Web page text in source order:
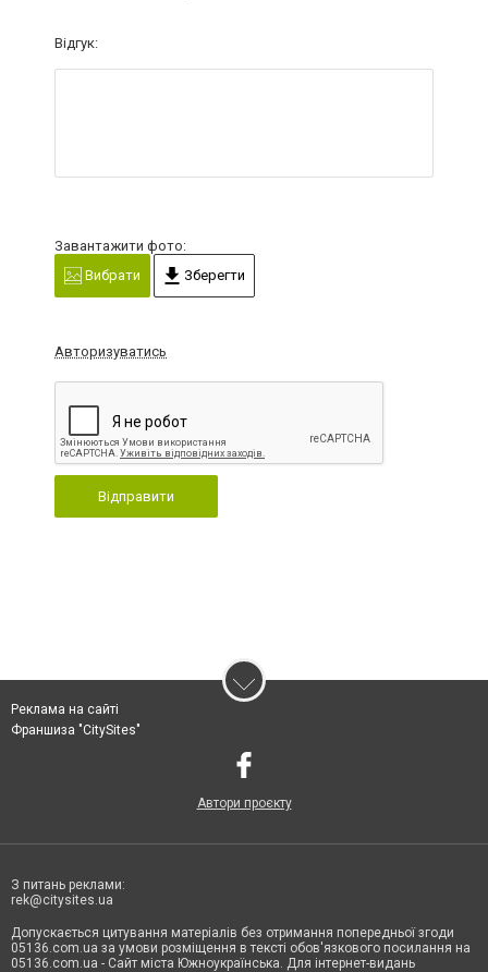
Відгук:
Завантажити фото:
Вибрати
Зберегти
Авторизуватись
Відправити
Реклама на сайті
Франшиза "CitySites"
Автори проєкту
З питань реклами:
rek@citysites.ua
Допускається цитування матеріалів без отримання попередньої згоди
05136.com.ua за умови розміщення в тексті обов'язкового посилання на
05136.com.ua - Сайт міста Южноукраїнська. Для інтернет-видань